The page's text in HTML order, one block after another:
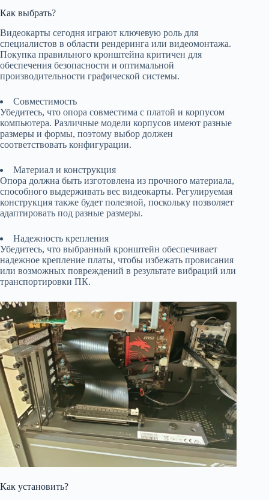
Как выбрать?
Видеокарты сегодня играют ключевую роль для
специалистов в области рендеринга или видеомонтажа.
Покупка правильного кронштейна критичен для
обеспечения безопасности и оптимальной
производительности графической системы.
Совместимость
Убедитесь, что опора совместима с платой и корпусом
компьютера. Различные модели корпусов имеют разные
размеры и формы, поэтому выбор должен
соответствовать конфигурации.
Материал и конструкция
Опора должна быть изготовлена из прочного материала,
способного выдерживать вес видеокарты. Регулируемая
конструкция также будет полезной, поскольку позволяет
адаптировать под разные размеры.
Надежность крепления
Убедитесь, что выбранный кронштейн обеспечивает
надежное крепление платы, чтобы избежать провисания
или возможных повреждений в результате вибраций или
транспортировки ПК.
Как установить?